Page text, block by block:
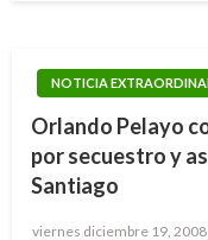
NOTICIA
Orlando Pelayo
por secuestro y
Santiago
Publicado
viernes diciembre 19, 2008